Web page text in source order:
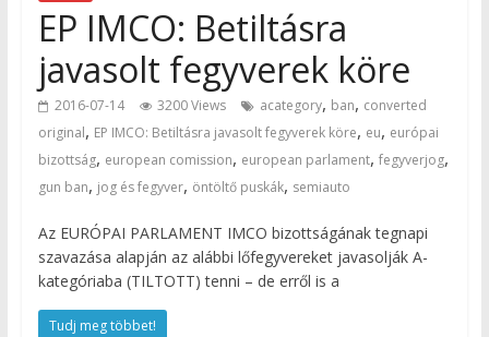
EP IMCO: Betiltásra
javasolt fegyverek köre
2016-07-14 3200 Views acategory, ban, converted
original, EP IMCO: Betiltásra javasolt fegyverek köre, eu, európai
bizottság, european comission, european parlament, fegyverjog,
gun ban, jog és fegyver, öntöltő puskák, semiauto
Az EURÓPAI PARLAMENT IMCO bizottságának tegnapi
szavazása alapján az alábbi lőfegyvereket javasolják A-
kategóriaba (TILTOTT) tenni – de erről is a
Tudj meg többet!